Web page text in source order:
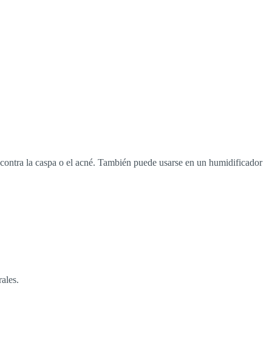
la caspa o el acné. También puede usarse en un humidificador